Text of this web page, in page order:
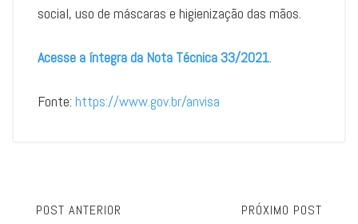
social, uso de máscaras e higienização das mãos.
Acesse a íntegra da Nota Técnica 33/2021.
Fonte: https://www.gov.br/anvisa
POST ANTERIOR PRÓXIMO POST